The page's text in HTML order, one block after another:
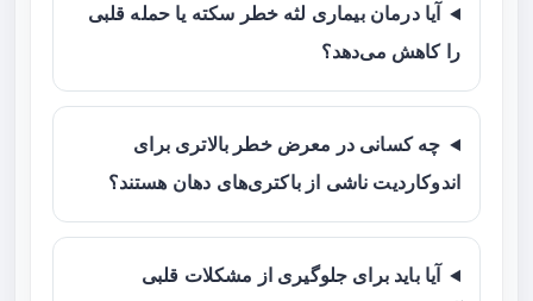
آیا درمان بیماری لثه خطر سکته یا حمله قلبی
را کاهش می‌دهد؟
چه کسانی در معرض خطر بالاتری برای
اندوکاردیت ناشی از باکتری‌های دهان هستند؟
آیا باید برای جلوگیری از مشکلات قلبی